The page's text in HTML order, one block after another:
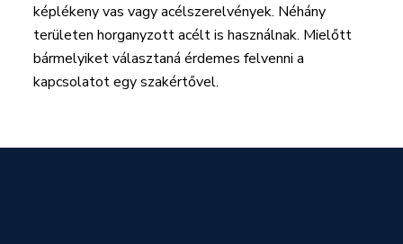
képlékeny vas vagy acélszerelvények. Néhány
területen horganyzott acélt is használnak. Mielőtt
bármelyiket választaná érdemes felvenni a
kapcsolatot egy szakértővel.